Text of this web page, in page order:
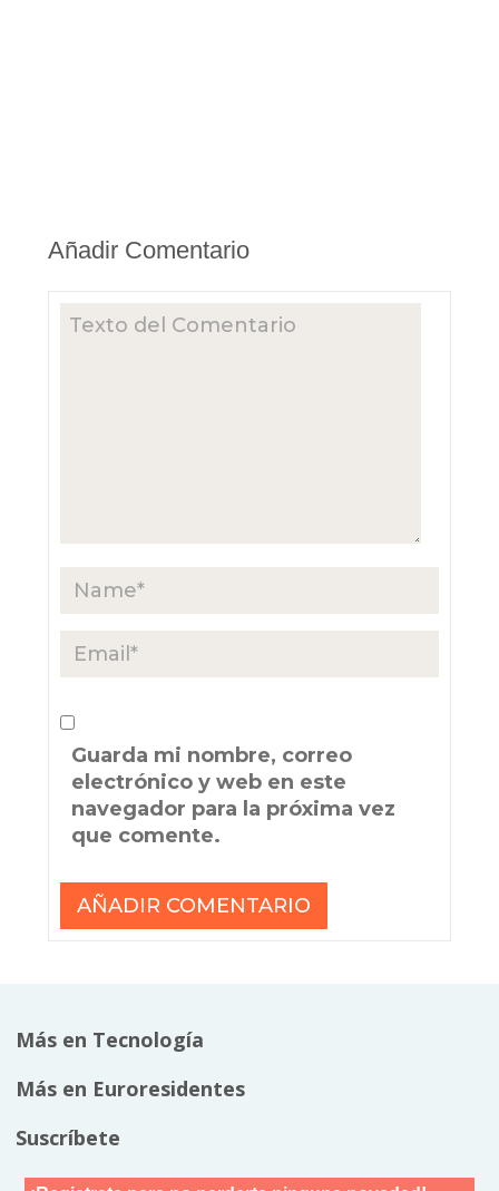
Añadir Comentario
Guarda mi nombre, correo
electrónico y web en este
navegador para la próxima vez
que comente.
Más en Tecnología
Más en Euroresidentes
Suscríbete